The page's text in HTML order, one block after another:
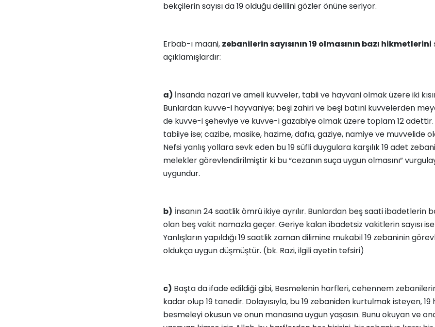
bekçilerin sayısı da 19 olduğu delilini gözler önüne seriyor.
Erbab-ı maani, zebanilerin sayısının 19 olmasının bazı hikmetlerini
açıklamışlardır:
a) İnsanda nazari ve ameli kuvveler, tabii ve hayvani olmak üzere iki
Bunlardan kuvve-i hayvaniye; beşi zahiri ve beşi batıni kuvvelerden
de kuvve-i şeheviye ve kuvve-i gazabiye olmak üzere toplam 12
tabiiye ise; cazibe, masike, hazime, dafıa, gaziye, namiye ve muvvelide
Nefsi yanlış yollara sevk eden bu 19 süfli duygulara karşılık 19 adet
melekler görevlendirilmiştir ki bu “cezanın suça uygun olmasını”
uygundur.
b) İnsanın 24 saatlik ömrü ikiye ayrılır. Bunlardan beş saati ibadetlerin
olan beş vakit namazla geçer. Geriye kalan ibadetsiz vakitlerin sayısı ise
Yanlışların yapıldığı 19 saatlik zaman dilimine mukabil 19 zebaninin
oldukça uygun düşmüştür. (bk. Razi, ilgili ayetin tefsiri)
c) Başta da ifade edildiği gibi, Besmelenin harfleri, cehennem
kadar olup 19 tanedir. Dolayısıyla, bu 19 zebaniden kurtulmak isteyen, 19
besmeleyi okusun ve onun manasına uygun yaşasın. Bunu okuyan ve